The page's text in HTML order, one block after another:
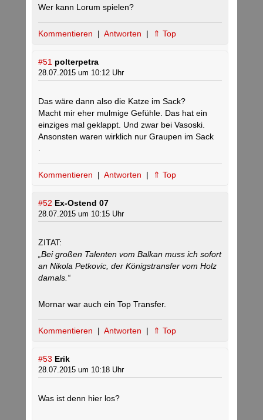
Wer kann Lorum spielen?
Kommentieren | Antworten | ⇑ Top
#51 polterpetra
28.07.2015 um 10:12 Uhr
Das wäre dann also die Katze im Sack?
Macht mir eher mulmige Gefühle. Das hat ein
einziges mal geklappt. Und zwar bei Vasoski.
Ansonsten waren wirklich nur Graupen im Sack
Kommentieren | Antworten | ⇑ Top
#52 Ex-Ostend 07
28.07.2015 um 10:15 Uhr
ZITAT:
„Bei großen Talenten vom Balkan muss ich sofort
an Nikola Petkovic, der Königstransfer vom Holz
damals.“
Mornar war auch ein Top Transfer.
Kommentieren | Antworten | ⇑ Top
#53 Erik
28.07.2015 um 10:18 Uhr
Was ist denn hier los?